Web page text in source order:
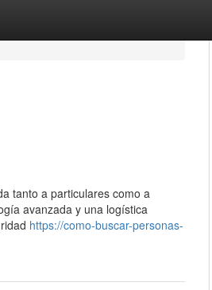
tanto a particulares como a
avanzada y una logística
https://como-buscar-personas-